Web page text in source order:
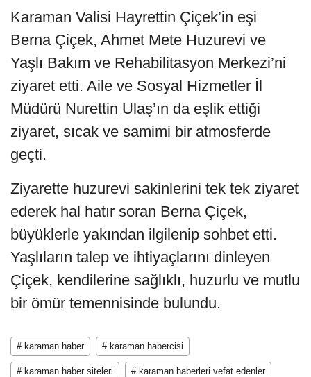
Karaman Valisi Hayrettin Çiçek’in eşi
Berna Çiçek, Ahmet Mete Huzurevi ve
Yaşlı Bakım ve Rehabilitasyon Merkezi’ni
ziyaret etti. Aile ve Sosyal Hizmetler İl
Müdürü Nurettin Ulaş’ın da eşlik ettiği
ziyaret, sıcak ve samimi bir atmosferde
geçti.
Ziyarette huzurevi sakinlerini tek tek ziyaret
ederek hal hatır soran Berna Çiçek,
büyüklerle yakından ilgilenip sohbet etti.
Yaşlıların talep ve ihtiyaçlarını dinleyen
Çiçek, kendilerine sağlıklı, huzurlu ve mutlu
bir ömür temennisinde bulundu.
# karaman haber # karaman habercisi
# karaman haber siteleri # karaman haberleri vefat edenler